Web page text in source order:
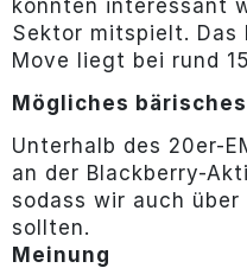
könnten interessant
Sektor mitspielt. Das
Move liegt bei rund
Mögliches
Unterhalb des 20er-
an der Blackberry-
sodass wir auch
sollten.
Meinung